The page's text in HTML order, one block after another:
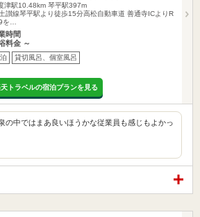
津駅10.48km 琴平駅397m
讃線琴平駅より徒歩15分高松自動車道 善通寺ICよりR
を…
時間
料金 ～
貸切風呂、個室風呂
トラベルの宿泊プランを見る
の中ではまあ良いほうかな従業員も感じもよかっ